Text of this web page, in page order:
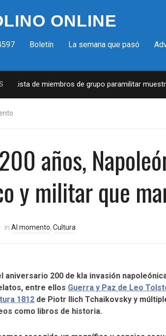
ONLINE
Boletín La semana que pasó
de miembros de grupo paramilitar muestra su
años,
y militar que
in Al momento, Cultura
aniversario 200 de kla invasión
entre ellos Guerra y Paz de Leo
1812 de Piotr Ilich Tchaikovsky y
como libros de historia.